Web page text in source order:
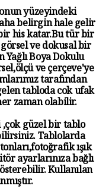
yüzeyindeki
belirgin hale gelir
his katar.Bu tür bir
ve dokusal bir
Yağlı Boya Dokulu
ve çerçeve'ye
tarafından
tabloda cok ufak
zaman olabilir.
güzel bir tablo
Tablolarda
ışık
ayarlarınıza bağlı
Kullanılan